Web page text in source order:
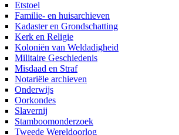
Etstoel
Familie- en huisarchieven
Kadaster en Grondschatting
Kerk en Religie
Koloniën van Weldadigheid
Militaire Geschiedenis
Misdaad en Straf
Notariële archieven
Onderwijs
Oorkondes
Slavernij
Stamboomonderzoek
Tweede Wereldoorlog